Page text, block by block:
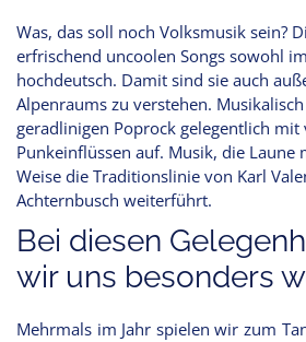
Was, das soll noch Volksmusik sein?
erfrischend uncoolen Songs sowohl
hochdeutsch. Damit sind sie auch
Alpenraums zu verstehen.
geradlinigen Poprock gelegentlich mit
Punkeinflüssen auf. Musik, die Laune
Weise die Traditionslinie von Karl
Achternbusch weiterführt.
Bei diesen
wir uns besonders
Mehrmals im Jahr spielen wir zum